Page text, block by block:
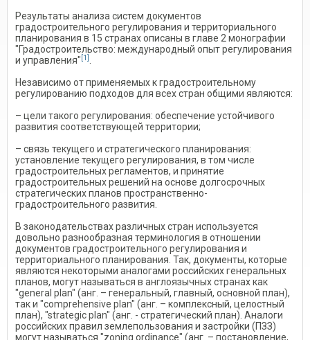
Результаты анализа систем документов
градостроительного регулирования и территориального
планирования в 15 странах описаны в главе 2 монографии
"Градостроительство: международный опыт регулирования
и управления" [1]
Независимо от применяемых к градостроительному
регулированию подходов для всех стран общими являются:
– цели такого регулирования: обеспечение устойчивого
развития соответствующей территории;
– связь текущего и стратегического планирования:
установление текущего регулирования, в том числе
градостроительных регламентов, и принятие
градостроительных решений на основе долгосрочных
стратегических планов пространственно-
градостроительного развития.
В законодательствах различных стран используется
довольно разнообразная терминология в отношении
документов градостроительного регулирования и
территориального планирования. Так, документы, которые
являются некоторыми аналогами российских генеральных
планов, могут называться в англоязычных странах как
"general plan" (анг. – генеральный, главный, основной план),
так и "comprehensive plan" (анг. – комплексный, целостный
план), "strategic plan" (анг. - стратегический план). Аналоги
российских правил землепользования и застройки (ПЗЗ)
могут называться "zoning ordinance" (анг. – постановление,